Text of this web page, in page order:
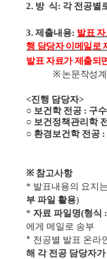
2. 방 식: 각 전공별
3.제출내용: 발표
행 담당자이메일로
발표 자료가 제출되
※ 논문작성
<진행 담당자>
○ 보건학 전공 : 구
○ 보건정책관리학
○ 환경보건학 전공 :
※ 참고사항
* 발표내용의 요지
부 파일 활용)
*자료 파일명(형식 :
에게 메일로 송부
* 전공별 발표 온라
해 각 전공 담당자